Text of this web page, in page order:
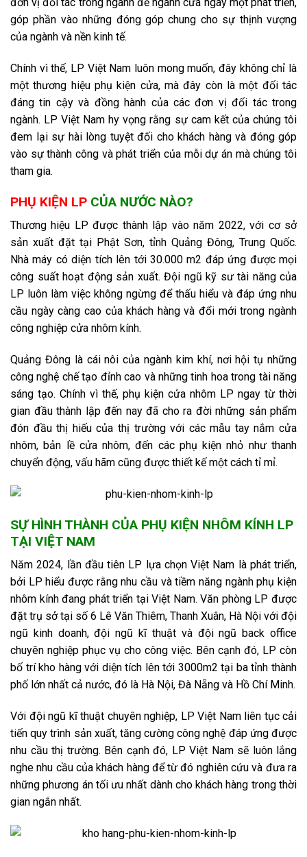
góp phần vào những đóng góp chung cho sự thịnh vượng
của ngành và nền kinh tế.
Chính vì thế, LP Việt Nam luôn mong muốn, đây không chỉ là
một thương hiệu phụ kiện cửa, mà đây còn là một đối tác
đáng tin cậy và đồng hành của các đơn vị đối tác trong
ngành. LP Việt Nam hy vọng rằng sự cam kết của chúng tôi
đem lại sự hài lòng tuyệt đối cho khách hàng và đóng góp
vào sự thành công và phát triển của mỗi dự án mà chúng tôi
tham gia.
PHỤ KIỆN LP CỦA NƯỚC NÀO?
Thương hiệu LP được thành lập vào năm 2022, với cơ sở
sản xuất đặt tại Phật Sơn, tỉnh Quảng Đông, Trung Quốc.
Nhà máy có diện tích lên tới 30.000 m2 đáp ứng được mọi
công suất hoạt động sản xuất. Đội ngũ kỹ sư tài năng của
LP luôn làm việc không ngừng để thấu hiểu và đáp ứng nhu
cầu ngày càng cao của khách hàng và đổi mới trong ngành
công nghiệp cửa nhôm kính.
Quảng Đông là cái nôi của ngành kim khí, nơi hội tụ những
công nghệ chế tạo đỉnh cao và những tinh hoa trong tài năng
sáng tạo. Chính vì thế, phụ kiện cửa nhôm LP ngay từ thời
gian đầu thành lập đến nay đã cho ra đời những sản phẩm
đón đầu thị hiếu của thị trường với các mẫu tay nắm cửa
nhôm, bản lề cửa nhôm, đến các phụ kiện nhỏ như thanh
chuyển động, vấu hãm cũng được thiết kế một cách tỉ mỉ.
SỰ HÌNH THÀNH CỦA PHỤ KIỆN NHÔM KÍNH LP
TẠI VIỆT NAM
Năm 2024, lần đầu tiên LP lựa chọn Việt Nam là phát triển,
bởi LP hiểu được rằng nhu cầu và tiềm năng ngành phụ kiện
nhôm kính đang phát triển tại Việt Nam. Văn phòng LP được
đặt trụ sở tại số 6 Lê Văn Thiêm, Thanh Xuân, Hà Nội với đội
ngũ kinh doanh, đội ngũ kĩ thuật và đội ngũ back office
chuyên nghiệp phục vụ cho công việc. Bên cạnh đó, LP còn
bố trí kho hàng với diện tích lên tới 3000m2 tại ba tỉnh thành
phố lớn nhất cả nước, đó là Hà Nội, Đà Nẵng và Hồ Chí Minh.
Với đội ngũ kĩ thuật chuyên nghiệp, LP Việt Nam liên tục cải
tiến quy trình sản xuất, tăng cường công nghệ đáp ứng được
nhu cầu thị trường. Bên cạnh đó, LP Việt Nam sẽ luôn lắng
nghe nhu cầu của khách hàng để từ đó nghiên cứu và đưa ra
những phương án tối ưu nhất dành cho khách hàng trong thời
gian ngắn nhất.